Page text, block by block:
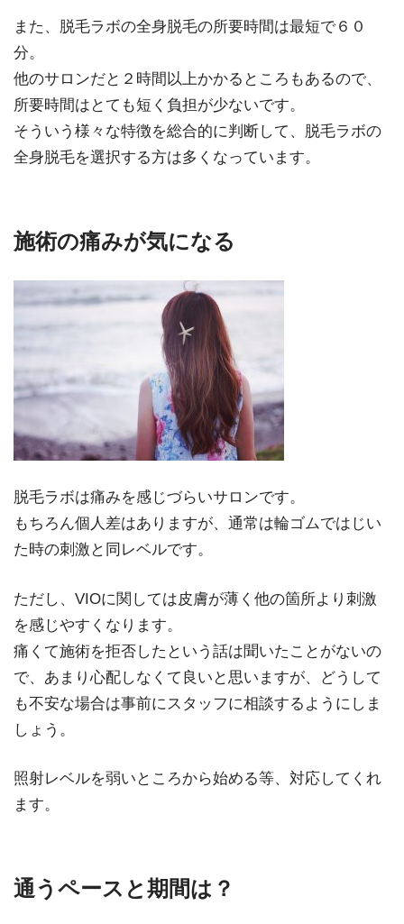
また、脱毛ラボの全身脱毛の所要時間は最短で６０
分。
他のサロンだと２時間以上かかるところもあるので、
所要時間はとても短く負担が少ないです。
そういう様々な特徴を総合的に判断して、脱毛ラボの
全身脱毛を選択する方は多くなっています。
施術の痛みが気になる
脱毛ラボは痛みを感じづらいサロンです。
もちろん個人差はありますが、通常は輪ゴムではじい
た時の刺激と同レベルです。
ただし、VIOに関しては皮膚が薄く他の箇所より刺激
を感じやすくなります。
痛くて施術を拒否したという話は聞いたことがないの
で、あまり心配しなくて良いと思いますが、どうして
も不安な場合は事前にスタッフに相談するようにしま
しょう。
照射レベルを弱いところから始める等、対応してくれ
ます。
通うペースと期間は？